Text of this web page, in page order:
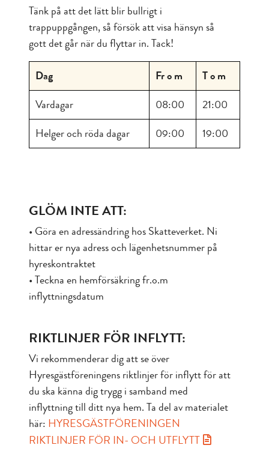
Tänk på att det lätt blir bullrigt i
trappuppgången, så försök att visa hänsyn så
gott det går när du flyttar in. Tack!
Dag Fr o m
T o m
Vardagar
08:00
21:00
Helger och röda dagar
09:00 19:00
GLÖM INTE ATT:
• Göra en adressändring hos Skatteverket. Ni
hittar er nya adress och lägenhetsnummer på
hyreskontraktet
• Teckna en hemförsäkring fr.o.m
inflyttningsdatum
RIKTLINJER FÖR INFLYTT:
Vi rekommenderar dig att se över
Hyresgästföreningens riktlinjer för inflytt för att
du ska känna dig trygg i samband med
inflyttning till ditt nya hem. Ta del av materialet
här: HYRESGÄSTFÖRENINGEN
RIKTLINJER FÖR IN- OCH UTFLYTT